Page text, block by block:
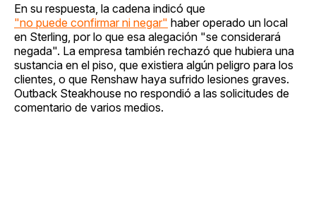
En su respuesta, la cadena indicó que
"no puede confirmar ni negar" haber operado un local
en Sterling, por lo que esa alegación "se considerará
negada". La empresa también rechazó que hubiera una
sustancia en el piso, que existiera algún peligro para los
clientes, o que Renshaw haya sufrido lesiones graves.
Outback Steakhouse no respondió a las solicitudes de
comentario de varios medios.